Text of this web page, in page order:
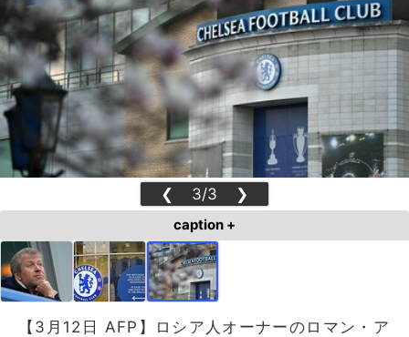
❮ 3/3 ❯
caption +
【3月12日 AFP】ロシア人オーナーのロマン・ア